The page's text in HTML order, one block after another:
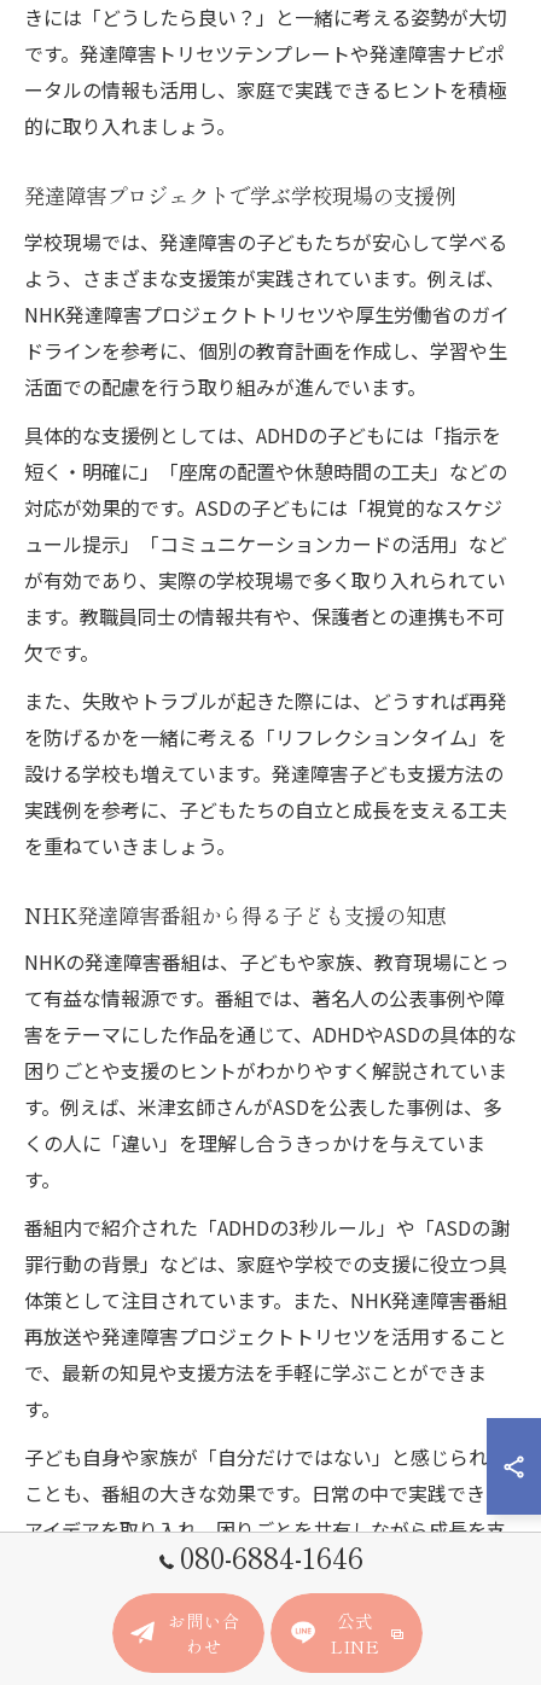
きには「どうしたら良い？」と一緒に考える姿勢が大切
です。発達障害トリセツテンプレートや発達障害ナビポ
ータルの情報も活用し、家庭で実践できるヒントを積極
的に取り入れましょう。
発達障害プロジェクトで学ぶ学校現場の支援例
学校現場では、発達障害の子どもたちが安心して学べる
よう、さまざまな支援策が実践されています。例えば、
NHK発達障害プロジェクトトリセツや厚生労働省のガイ
ドラインを参考に、個別の教育計画を作成し、学習や生
活面での配慮を行う取り組みが進んでいます。
具体的な支援例としては、ADHDの子どもには「指示を
短く・明確に」「座席の配置や休憩時間の工夫」などの
対応が効果的です。ASDの子どもには「視覚的なスケジ
ュール提示」「コミュニケーションカードの活用」など
が有効であり、実際の学校現場で多く取り入れられてい
ます。教職員同士の情報共有や、保護者との連携も不可
欠です。
また、失敗やトラブルが起きた際には、どうすれば再発
を防げるかを一緒に考える「リフレクションタイム」を
設ける学校も増えています。発達障害子ども支援方法の
実践例を参考に、子どもたちの自立と成長を支える工夫
を重ねていきましょう。
NHK発達障害番組から得る子ども支援の知恵
NHKの発達障害番組は、子どもや家族、教育現場にとっ
て有益な情報源です。番組では、著名人の公表事例や障
害をテーマにした作品を通じて、ADHDやASDの具体的な
困りごとや支援のヒントがわかりやすく解説されていま
す。例えば、米津玄師さんがASDを公表した事例は、多
くの人に「違い」を理解し合うきっかけを与えていま
す。
番組内で紹介された「ADHDの3秒ルール」や「ASDの謝
罪行動の背景」などは、家庭や学校での支援に役立つ具
体策として注目されています。また、NHK発達障害番組
再放送や発達障害プロジェクトトリセツを活用すること
で、最新の知見や支援方法を手軽に学ぶことができま
す。
子ども自身や家族が「自分だけではない」と感じられる
ことも、番組の大きな効果です。日常の中で実践できる
アイデアを取り入れ、困りごとを共有しながら成長を支
える知恵を積み重ねていきましょう。
著名人や作品から広がる発達障害
080-6884-1646
お問い合
わせ
公式
LINE